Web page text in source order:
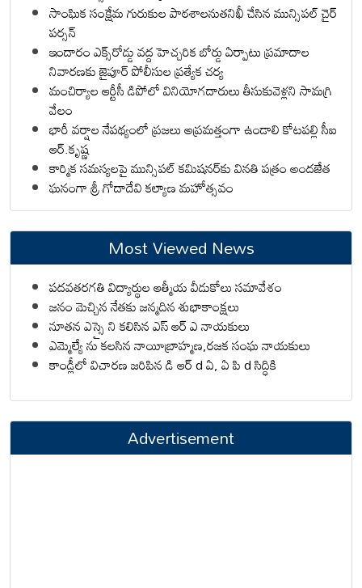
సాంఘిక సంక్షేమ గురుకుల పాఠశాలనుతనిఖీ చేసిన మున్సిపల్ చైర్
పర్సన్
ఇందారం ఎక్స్‌రోడ్డు వద్ద హెచ్చరిక బోర్డు ఏర్పాటు ప్రమాదాల
నివారణకు జైపూర్ పోలీసుల ప్రత్యేక చర్య
మంచిర్యాల ఆర్టీసీ డిపోలో వినియోగదారులు తీసుకువెళ్లని సామగ్రి
వేలం
భారీ వర్షాల నేపథ్యంలో ప్రజలు అప్రమత్తంగా ఉండాలి కోటపల్లి సీఐ
ఆర్.కృష్ణ
కార్మిక సమస్యలపై మున్సిపల్ కమిషనర్‌కు వినతి పత్రం అందజేత
ఘనంగా శ్రీ గోదాదేవి కల్యాణ మహోత్సవం
Most Viewed News
పదవతరగతి విద్యార్థుల ఆత్మీయ వీడుకోలు సమావేశం
జనం మెచ్చిన నేతకు జన్మదిన శుభాకాంక్షలు
నూతన ఎస్సై ని కలిసిన ఎస్ ఆర్ ఎ నాయకులు
ఎమ్మెల్యే ను కలసిన నాయీబ్రాహ్మణ,రజక సంఘ నాయకులు
కాండ్లీలో విచారణ జరిపిన డి ఆర్ d ఏ, ఏ పి d సిద్ధికి
Advertisement